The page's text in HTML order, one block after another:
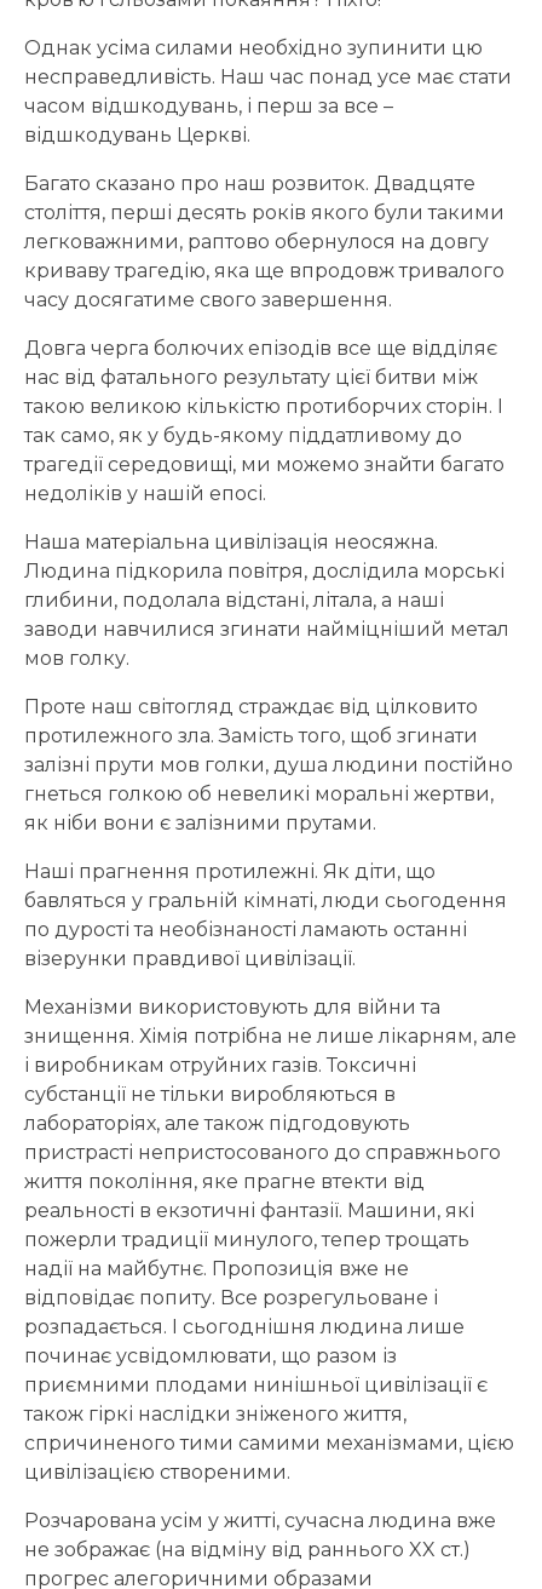
Однак усіма силами необхідно зупинити цю
несправедливість. Наш час понад усе має стати
часом відшкодувань, і перш за все –
відшкодувань Церкві.
Багато сказано про наш розвиток. Двадцяте
століття, перші десять років якого були такими
легковажними, раптово обернулося на довгу
криваву трагедію, яка ще впродовж тривалого
часу досягатиме свого завершення.
Довга черга болючих епізодів все ще відділяє
нас від фатального результату цієї битви між
такою великою кількістю протиборчих сторін. І
так само, як у будь-якому піддатливому до
трагедії середовищі, ми можемо знайти багато
недоліків у нашій епосі.
Наша матеріальна цивілізація неосяжна.
Людина підкорила повітря, дослідила морські
глибини, подолала відстані, літала, а наші
заводи навчилися згинати найміцніший метал
мов голку.
Проте наш світогляд страждає від цілковито
протилежного зла. Замість того, щоб згинати
залізні прути мов голки, душа людини постійно
гнеться голкою об невеликі моральні жертви,
як ніби вони є залізними прутами.
Наші прагнення протилежні. Як діти, що
бавляться у гральній кімнаті, люди сьогодення
по дурості та необізнаності ламають останні
візерунки правдивої цивілізації.
Механізми використовують для війни та
знищення. Хімія потрібна не лише лікарням, але
і виробникам отруйних газів. Токсичні
субстанції не тільки виробляються в
лабораторіях, але також підгодовують
пристрасті непристосованого до справжнього
життя покоління, яке прагне втекти від
реальності в екзотичні фантазії. Машини, які
пожерли традиції минулого, тепер трощать
надії на майбутнє. Пропозиція вже не
відповідає попиту. Все розрегульоване і
розпадається. І сьогоднішня людина лише
починає усвідомлювати, що разом із
приємними плодами нинішньої цивілізації є
також гіркі наслідки зніженого життя,
спричиненого тими самими механізмами, цією
цивілізацією створеними.
Розчарована усім у житті, сучасна людина вже
не зображає (на відміну від раннього XX ст.)
прогрес алегоричними образами